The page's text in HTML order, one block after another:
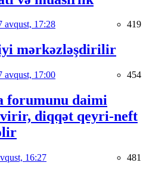
avqust, 17:28 419
mərkəzləşdirilir
avqust, 17:00 454
forumunu daimi
diqqət qeyri-neft
16:27 481